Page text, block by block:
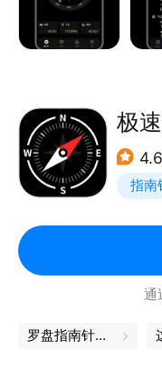
方便好用！
一键秒开的手电筒
徒步跑步、登山滑雪
等信息数据。
功能介绍：
指南针
2）显示当前地理位
3）显示经度，纬度
4）显示当前位置磁
极
4.6
指南
通
罗盘指南针下载